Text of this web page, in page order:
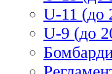
U-11 (до
U-9 (до